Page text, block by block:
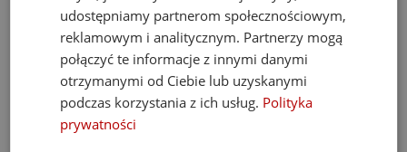
Bestsellery
udostępniamy partnerom społecznościowym,
reklamowym i analitycznym. Partnerzy mogą
połączyć te informacje z innymi danymi
otrzymanymi od Ciebie lub uzyskanymi
podczas korzystania z ich usług. Polityka
prywatności